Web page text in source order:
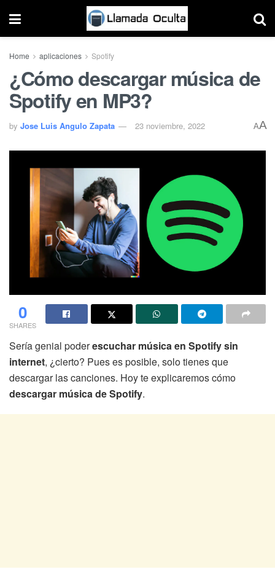
Home aplicaciones Spotify
¿Cómo descargar música de
Spotify en MP3?
by Jose Luis Angulo Zapata 23 noviembre, 2022 AA
0
SHARES
Sería genial poderescuchar música en Spotify sin
internet, ¿cierto? Pues es posible, solo tienes que
descargar las canciones. Hoy te explicaremos cómo
descargar música de Spotify.